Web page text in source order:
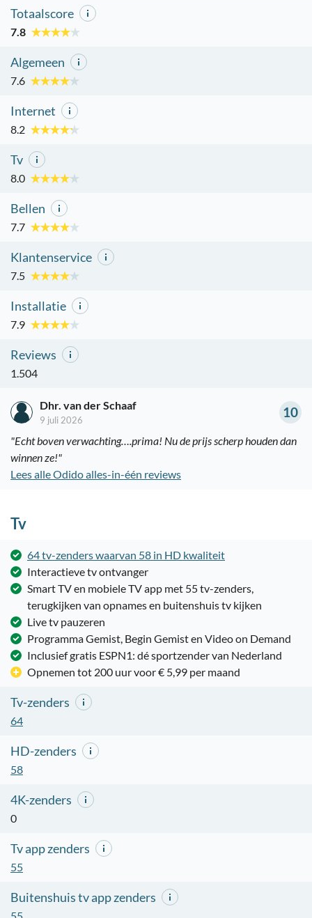
Totaalscore
7.8
Algemeen
7.6
Internet
8.2
Tv
8.0
Bellen
7.7
Klantenservice
7.5
Installatie
7.9
Reviews
1.504
10
Dhr. van der Schaaf
9 juli 2026
"Echt boven verwachting….prima! Nu de prijs scherp houden dan
winnen ze!"
Lees alle Odido alles-in-één reviews
Tv
64 tv-zenders waarvan 58 in HD kwaliteit
Interactieve tv ontvanger
Smart TV en mobiele TV app met 55 tv-zenders,
terugkijken van opnames en buitenshuis tv kijken
Live tv pauzeren
Programma Gemist, Begin Gemist en Video on Demand
Inclusief gratis ESPN1: dé sportzender van Nederland
Opnemen tot 200 uur voor € 5,99 per maand
Tv-zenders
64
HD-zenders
58
4K-zenders
0
Tv app zenders
55
Buitenshuis tv app zenders